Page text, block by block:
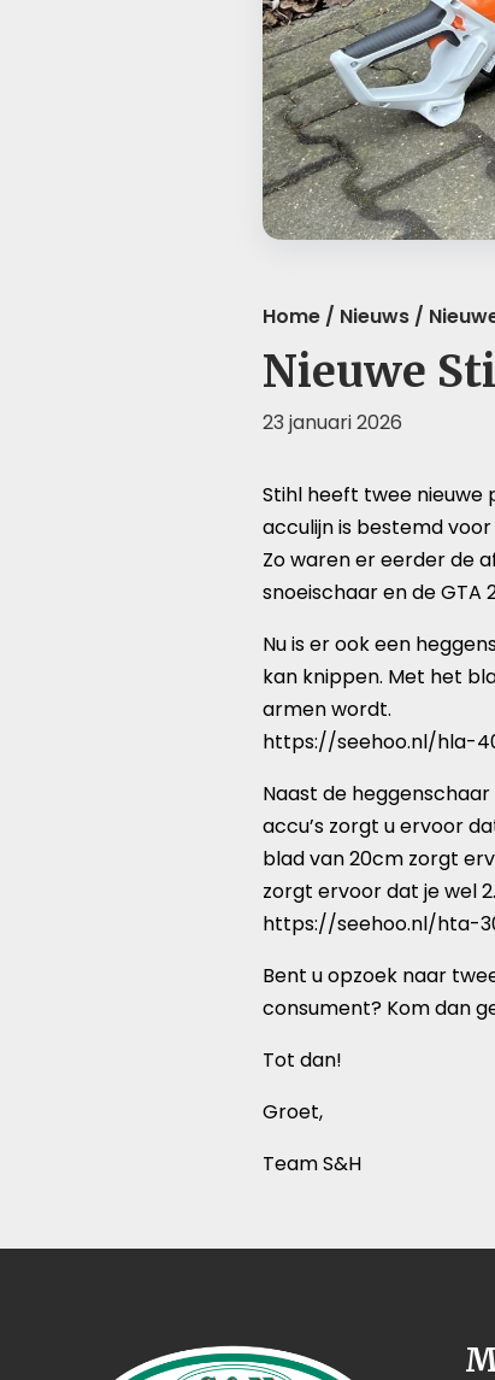
Home / Nieuws /
Nieuwe
23 januari 2026
Stihl heeft twee nieuwe
acculijn is bestemd
Zo waren er eerder de
snoeischaar en de GTA
Nu is er ook een
kan knippen. Met het
armen wordt.
https://seehoo.nl/hla-
Naast de
accu’s zorgt u ervoor
blad van 20cm zorgt
zorgt ervoor dat je wel
https://seehoo.nl/hta-
Bent u opzoek naar
consument? Kom dan
Tot dan!
Groet,
Team S&H